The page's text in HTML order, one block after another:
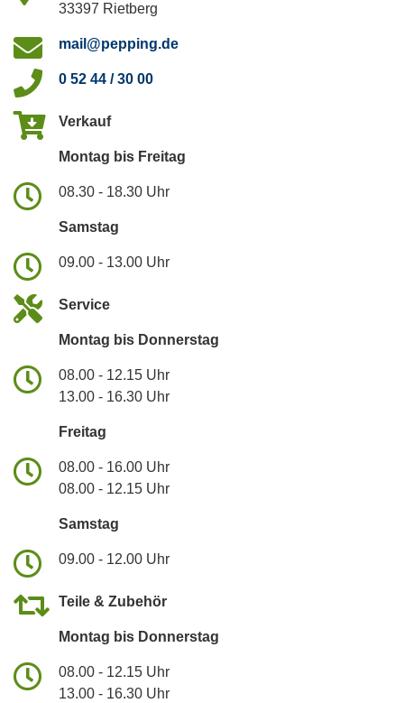
33397 Rietberg
mail@pepping.de
0 52 44 / 30 00
Verkauf
Montag bis Freitag
08.30 - 18.30 Uhr
Samstag
09.00 - 13.00 Uhr
Service
Montag bis Donnerstag
08.00 - 12.15 Uhr
13.00 - 16.30 Uhr
Freitag
08.00 - 16.00 Uhr
08.00 - 12.15 Uhr
Samstag
09.00 - 12.00 Uhr
Teile & Zubehör
Montag bis Donnerstag
08.00 - 12.15 Uhr
13.00 - 16.30 Uhr